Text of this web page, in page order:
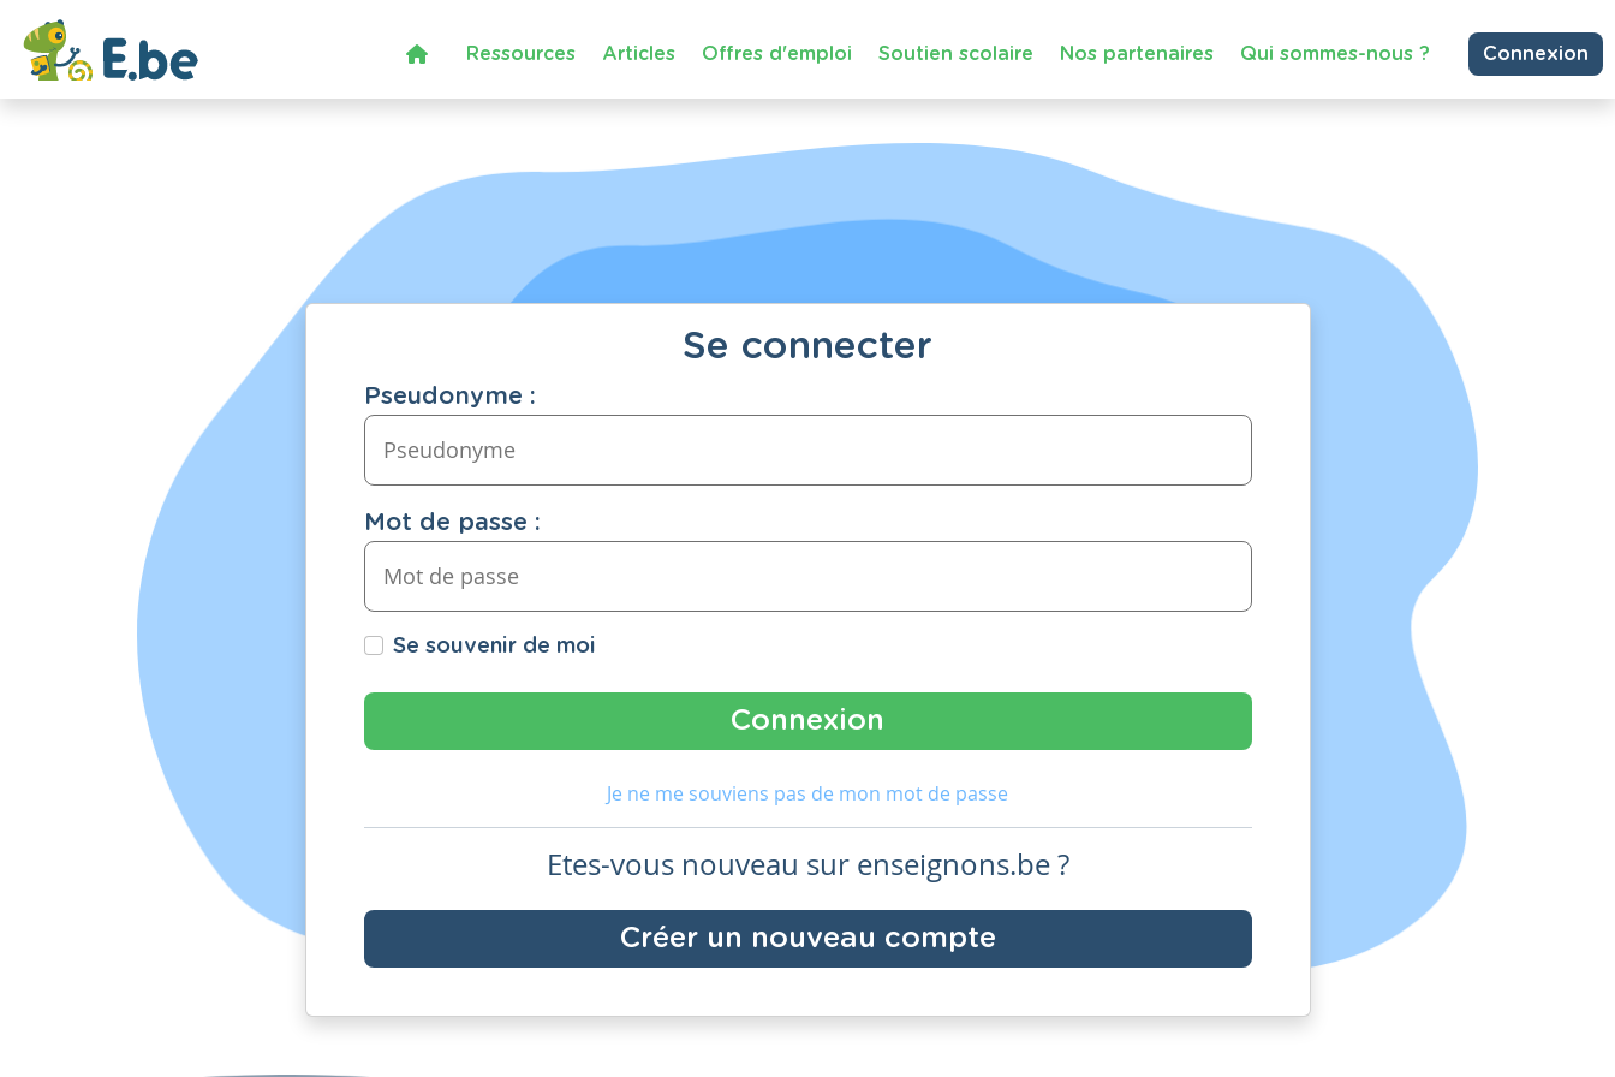
Ressources Articles Offres d'emploi Soutien scolaire Nos partenaires Qui sommes-nous ? Connexion
Se connecter
Pseudonyme :
Mot de passe :
Se souvenir de moi
Je ne me souviens pas de mon mot de passe
Etes-vous nouveau sur enseignons.be ?
Créer un nouveau compte